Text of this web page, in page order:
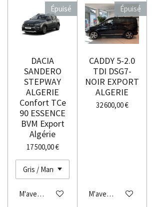
Épuisé
DACIA
SANDERO
STEPWAY
ALGERIE
Confort TCe
90 ESSENCE
BVM Export
Algérie
17 500,00 €
M'avertir si disponible
Épuisé
CADDY 5-2.0
TDI DSG7-
NOIR EXPORT
ALGERIE
32 600,00 €
M'avertir si disponible